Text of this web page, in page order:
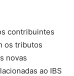
contribuintes
os tributos
novas
ao IBS